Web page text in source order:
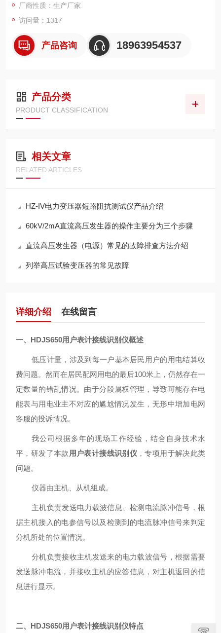
分机负责接收主机发送来的电力载波信号，根据需要发送脉冲电
流，并接收主机的应答信息，对主机返回的信息进行显示。
厂商性质：生产厂家
访问量：1317
产品咨询 18963954537
产品分类
PRODUCT CLASSIFICATION
相关文章
RELATED ARTICLES
HZ-IV电力变压器短路阻抗测试仪产品介绍
60kV/2mA直流高压发生器的操作主要分为三个步骤
直流高压发生器（电源）常见的故障排查方法介绍
列举高压试验变压器的常见故障
详细介绍 在线留言
一、 HDJS650用户表计接线识别仪概述
低压计量，涉及到每一户基本居民用户的用电结算收
费问题。然而在居民配网用电的最后100米上，仍然存在一
定数量的错乱情况。由于分段属权管理，导致可能存在电
能表与用电业主不对应的尴尬情况发生 ， 无形中增加电网
客服的投诉情况。
我公司根据多年的现场工作经验，结合自身技术水
平，研发了本款 用户表计接线识别仪 ，专项用于解决此类
问题。
仪器由主机、从机组成。
主机负责发送电力载波信息、检测电流脉冲信号，根
据主机接入的电参信号以及检测到的电流脉冲信号来判定
分机所处的位置情况。
分机负责接收主机发送来的电力载波信号，根据需要
发送脉冲电流，并接收主机的应答信息，对主机返回的信
息进行显示。
二、 HDJS650用户表计接线识别仪特点